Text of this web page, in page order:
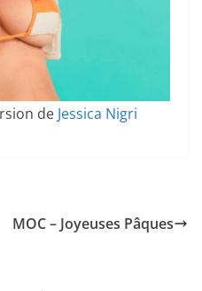
de Jessica Nigri
MOC – Joyeuses Pâques